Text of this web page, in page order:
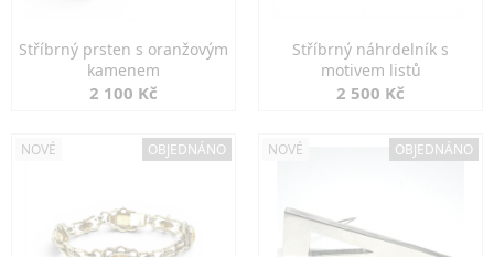
Stříbrný prsten s oranžovým
kamenem
2 100 Kč
Stříbrný náhrdelník s
motivem listů
2 500 Kč
NOVÉ OBJEDNÁNO NOVÉ OBJEDNÁNO